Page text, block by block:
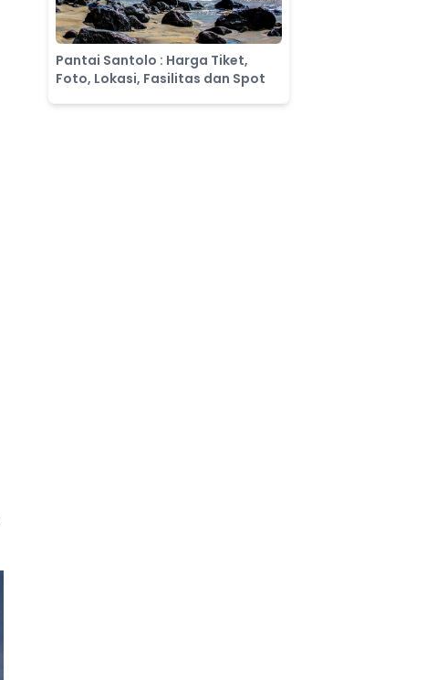
Pantai Santolo : Harga Tiket,
Foto, Lokasi, Fasilitas dan Spot